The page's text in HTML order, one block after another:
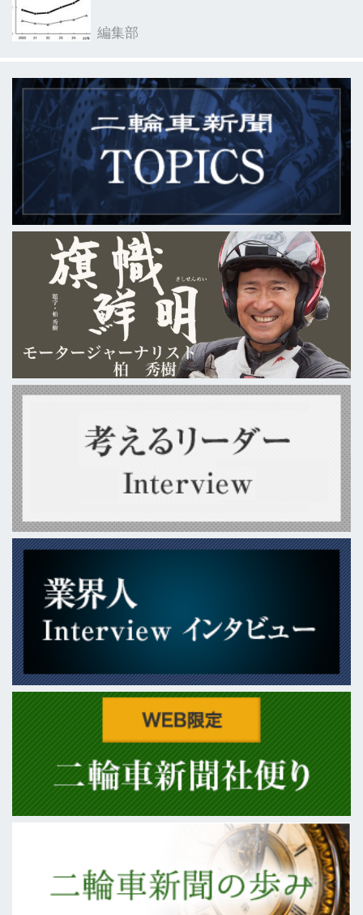
編集部